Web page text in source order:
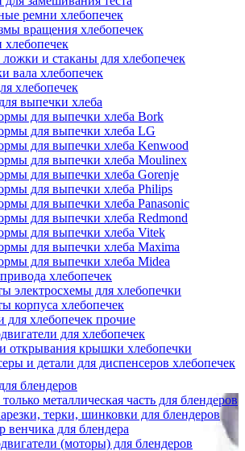
ремни хлебопечек
вращения хлебопечек
хлебопечек
и стаканы для хлебопечек
вала хлебопечек
хлебопечек
выпечки хлеба
для выпечки хлеба Bork
для выпечки хлеба LG
для выпечки хлеба Kenwood
для выпечки хлеба Moulinex
для выпечки хлеба Gorenje
для выпечки хлеба Philips
для выпечки хлеба Panasonic
для выпечки хлеба Redmond
для выпечки хлеба Vitek
для выпечки хлеба Maxima
для выпечки хлеба Midea
хлебопечек
электросхемы для хлебопечки
корпуса хлебопечек
для хлебопечек прочие
для хлебопечек
открывания крышки хлебопечки
и детали для диспенсеров хлебопечек
блендеров
металлическая часть для блендеров
терки, шинковки для блендеров
венчика для блендера
(моторы) для блендеров